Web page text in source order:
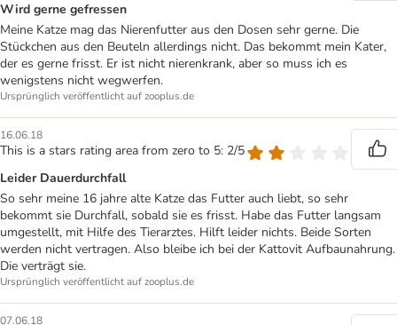
Wird gerne gefressen
Meine Katze mag das Nierenfutter aus den Dosen sehr gerne. Die
Stückchen aus den Beuteln allerdings nicht. Das bekommt mein Kater,
der es gerne frisst. Er ist nicht nierenkrank, aber so muss ich es
wenigstens nicht wegwerfen.
Ursprünglich veröffentlicht auf zooplus.de
16.06.18
This is a stars rating area from zero to 5: 2/5
Leider Dauerdurchfall
So sehr meine 16 jahre alte Katze das Futter auch liebt, so sehr
bekommt sie Durchfall, sobald sie es frisst. Habe das Futter langsam
umgestellt, mit Hilfe des Tierarztes. Hilft leider nichts. Beide Sorten
werden nicht vertragen. Also bleibe ich bei der Kattovit Aufbaunahrung.
Die verträgt sie.
Ursprünglich veröffentlicht auf zooplus.de
07.06.18